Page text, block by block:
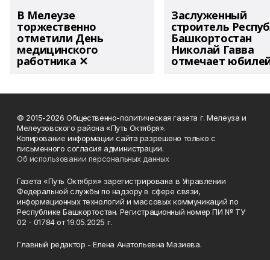
В Мелеузе
торжественно
отметили День
медицинского
работника ✕
Заслуженный
строитель
Башкортостан
Николай Гавва
отмечает
© 2015-2026 Общественно-политическая газета г. Мелеуза и
Мелеузовского района «Путь Октября».
Копирование информации сайта разрешено только с
письменного согласия администрации.
Об использовании персональных данных
Газета «Путь Октября» зарегистрирована в Управлении
Федеральной службы по надзору в сфере связи,
информационных технологий и массовых коммуникаций по
Республике Башкортостан. Регистрационный номер ПИ № ТУ
02 - 01784 от 19.05.2025 г.
Главный редактор - Елена Анатольевна Мазиева.